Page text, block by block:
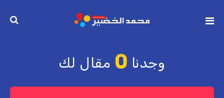
وجدنا 0 مقال لك